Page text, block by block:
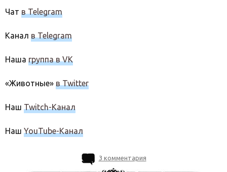
Чат в Telegram
Канал в Telegram
Наша группа в VK
«Животные» в Twitter
Наш Twitch-Канал
Наш YouTube-Канал
3 комментария